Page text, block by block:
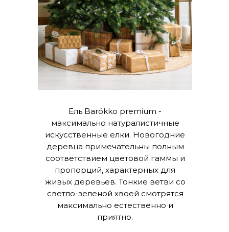
Ель Barókko premium -
максимально натуралистичные
искусственные елки. Новогодние
деревца примечательны полным
соответствием цветовой гаммы и
пропорций, характерных для
живых деревьев. Тонкие ветви со
светло-зеленой хвоей смотрятся
максимально естественно и
приятно.